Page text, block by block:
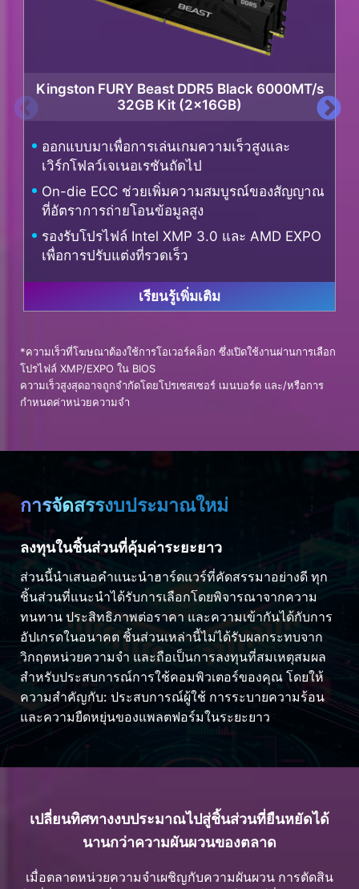
Kingston FURY Beast DDR5 Black 6000MT/s
32GB Kit (2x16GB)
ออกแบบมาเพื่อการเล่นเกมความเร็วสูงและ
เวิร์กโฟลว์เจเนอเรชันถัดไป
On-die ECC ช่วยเพิ่มความสมบูรณ์ของสัญญาณ
ที่อัตราการถ่ายโอนข้อมูลสูง
รองรับโปรไฟล์ Intel XMP 3.0 และ AMD EXPO
เพื่อการปรับแต่งที่รวดเร็ว
เรียนรู้เพิ่มเติม
*ความเร็วที่โฆษณาต้องใช้การโอเวอร์คล็อก ซึ่งเปิดใช้งานผ่านการเลือก
โปรไฟล์ XMP/EXPO ใน BIOS
ความเร็วสูงสุดอาจถูกจำกัดโดยโปรเซสเซอร์ เมนบอร์ด และ/หรือการ
กำหนดค่าหน่วยความจำ
การจัดสรรงบประมาณใหม่
ลงทุนในชิ้นส่วนที่คุ้มค่าระยะยาว
ส่วนนี้นำเสนอคำแนะนำฮาร์ดแวร์ที่คัดสรรมาอย่างดี ทุก
ชิ้นส่วนที่แนะนำได้รับการเลือกโดยพิจารณาจากความ
ทนทาน ประสิทธิภาพต่อราคา และความเข้ากันได้กับการ
อัปเกรดในอนาคต ชิ้นส่วนเหล่านี้ไม่ได้รับผลกระทบจาก
วิกฤตหน่วยความจำ และถือเป็นการลงทุนที่สมเหตุสมผล
สำหรับประสบการณ์การใช้คอมพิวเตอร์ของคุณ โดยให้
ความสำคัญกับ: ประสบการณ์ผู้ใช้ การระบายความร้อน
และความยืดหยุ่นของแพลตฟอร์มในระยะยาว
เปลี่ยนทิศทางงบประมาณไปสู่ชิ้นส่วนที่ยืนหยัดได้
นานกว่าความผันผวนของตลาด
เมื่อตลาดหน่วยความจำเผชิญกับความผันผวน การตัดสิน